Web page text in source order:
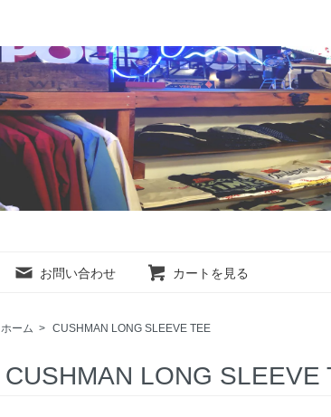
お問い合わせ カートを見る
ホーム > CUSHMAN LONG SLEEVE TEE
CUSHMAN LONG SLEEVE